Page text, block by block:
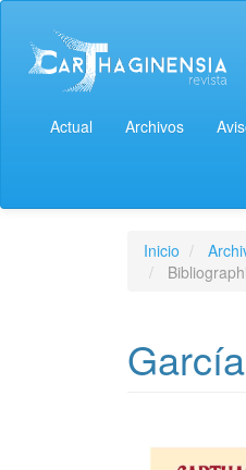
Actual Archivos
Inicio